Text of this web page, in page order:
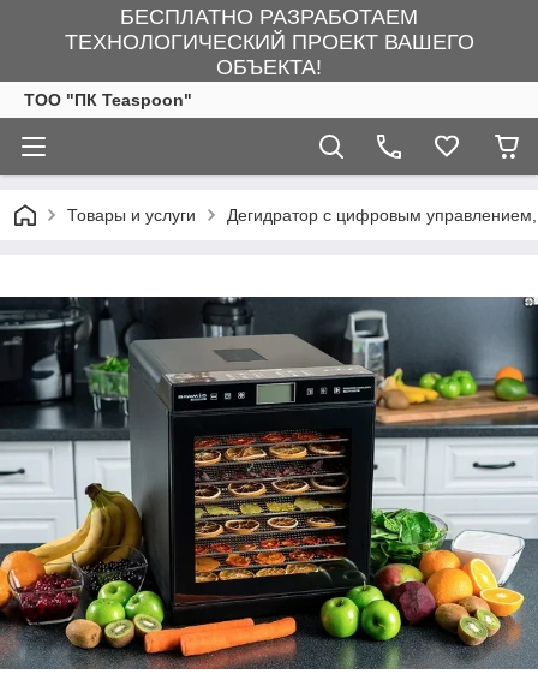
БЕСПЛАТНО РАЗРАБОТАЕМ
ТЕХНОЛОГИЧЕСКИЙ ПРОЕКТ ВАШЕГО
ОБЪЕКТА!
ТОО "ПК Teaspoon"
Товары и услуги Дегидратор с цифровым